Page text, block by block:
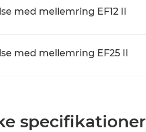
med mellemring EF12 II
med mellemring EF25 II
specifikationer